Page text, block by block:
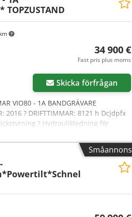
TOPZUSTAND
34 900 €
Fast pris plus moms
Skicka förfrågan
VIO80 - 1A BANDGRÄVARE
2016 ? DRIFTTIMMAR: 8121 h Dcjdpfx
? Hydraulikledning för
* KUBA – POLSKA, ENGELSKA,
* LASZLO – UNGARSKA * COSTEL –
registreringsnummer) RADEK –
Småannons